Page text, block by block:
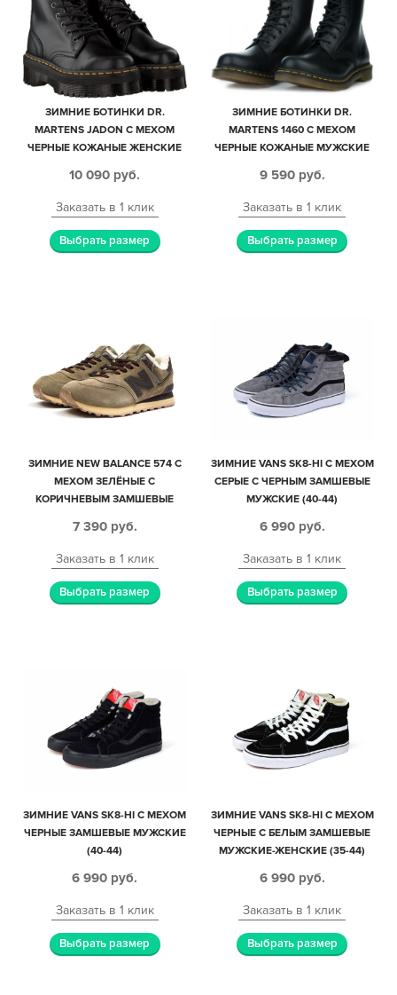
ЗИМНИЕ БОТИНКИ DR.
MARTENS JADON С МЕХОМ
ЧЕРНЫЕ КОЖАНЫЕ ЖЕНСКИЕ
10 090 руб.
Заказать в 1 клик
Выбрать размер
ЗИМНИЕ БОТИНКИ DR.
MARTENS 1460 С МЕХОМ
ЧЕРНЫЕ КОЖАНЫЕ МУЖСКИЕ
9 590 руб.
Заказать в 1 клик
Выбрать размер
ЗИМНИЕ NEW BALANCE 574 С
МЕХОМ ЗЕЛЁНЫЕ С
КОРИЧНЕВЫМ ЗАМШЕВЫЕ
7 390 руб.
Заказать в 1 клик
Выбрать размер
ЗИМНИЕ VANS SK8-HI С МЕХОМ
СЕРЫЕ С ЧЕРНЫМ ЗАМШЕВЫЕ
МУЖСКИЕ (40-44)
6 990 руб.
Заказать в 1 клик
Выбрать размер
ЗИМНИЕ VANS SK8-HI С МЕХОМ
ЧЕРНЫЕ ЗАМШЕВЫЕ МУЖСКИЕ
(40-44)
6 990 руб.
Заказать в 1 клик
Выбрать размер
ЗИМНИЕ VANS SK8-HI С МЕХОМ
ЧЕРНЫЕ С БЕЛЫМ ЗАМШЕВЫЕ
МУЖСКИЕ-ЖЕНСКИЕ (35-44)
6 990 руб.
Заказать в 1 клик
Выбрать размер